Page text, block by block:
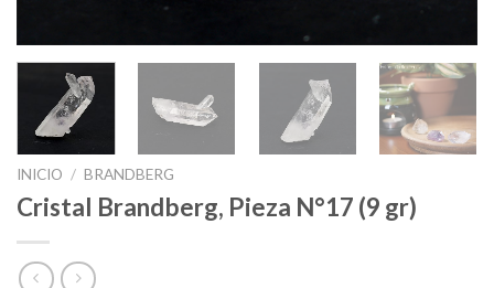
INICIO / BRANDBERG
Cristal Brandberg, Pieza N°17 (9 gr)